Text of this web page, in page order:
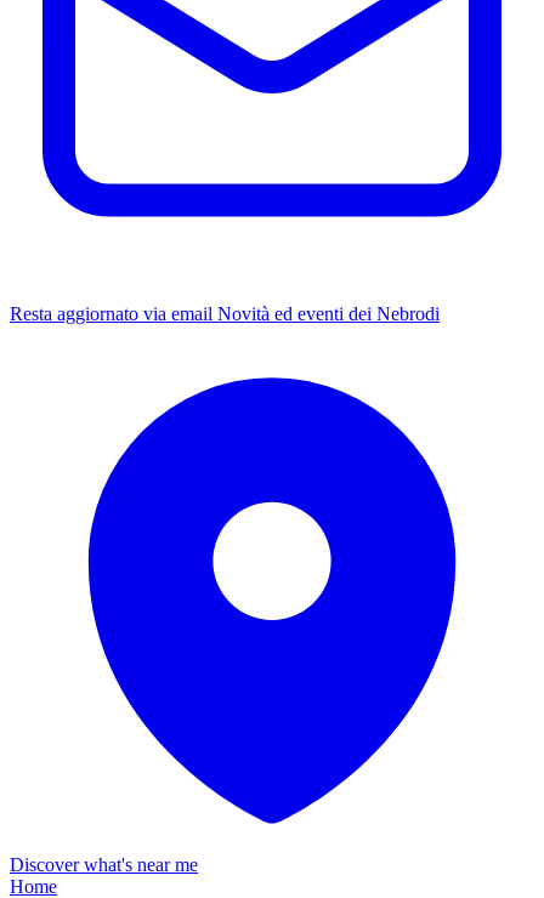
Resta aggiornato via email Novità ed eventi dei Nebrodi
Discover what's near me
Home